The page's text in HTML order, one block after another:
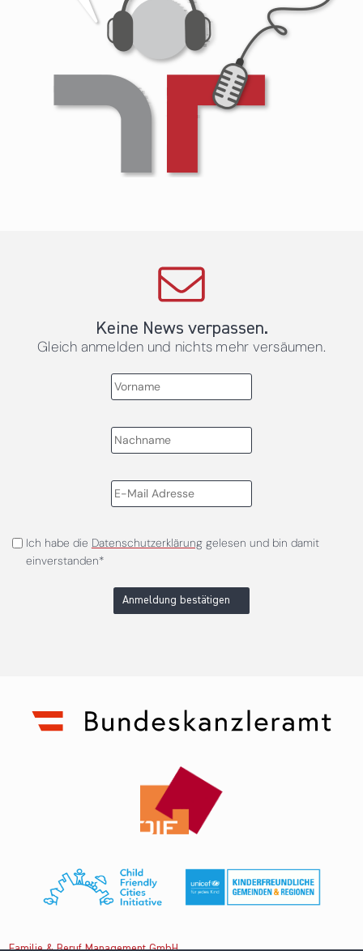
Keine News verpassen.
Gleich anmelden und nichts mehr versäumen.
Ich habe die Datenschutzerklärunggelesen und bin damit
einverstanden*
Anmeldung bestätigen